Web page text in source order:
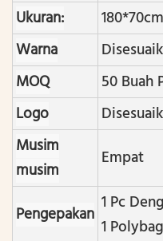
Ukuran:
Warna
MOQ
50 Buah
Logo
Musim
musim
Empat
Pengepakan 1 Pc
1